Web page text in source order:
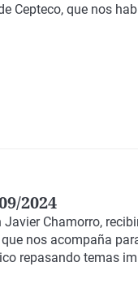
Cepteco, que nos
2024
Javier Chamorro,
que nos acompaña
repasando temas